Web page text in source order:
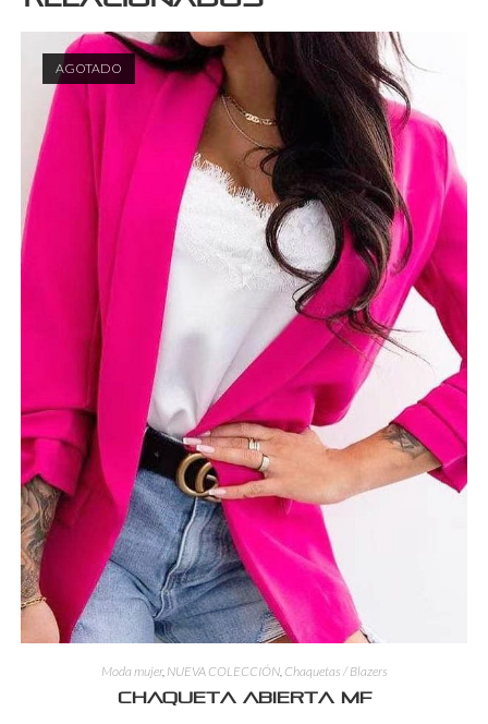
AGOTADO
Moda mujer, NUEVA COLECCIÓN, Chaquetas / Blazers
Chaqueta Abierta MF